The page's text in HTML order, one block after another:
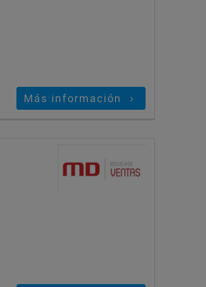
Más información